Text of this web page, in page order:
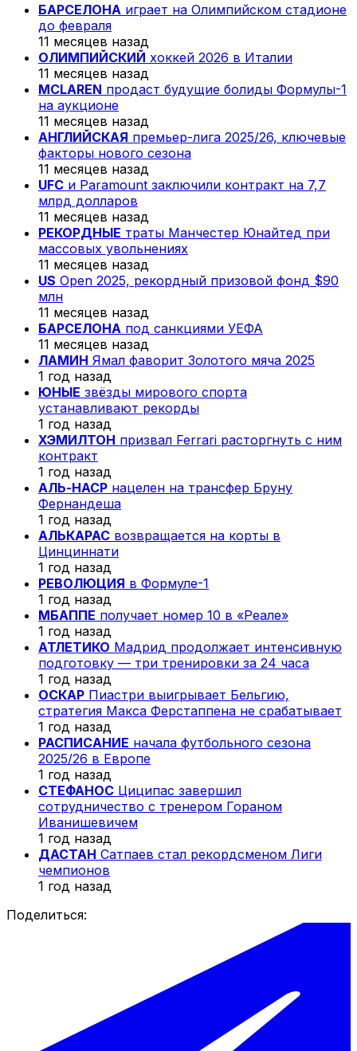
БАРСЕЛОНА играет на Олимпийском стадионе
до февраля
11 месяцев назад
ОЛИМПИЙСКИЙ хоккей 2026 в Италии
11 месяцев назад
MCLAREN продаст будущие болиды Формулы-1
на аукционе
11 месяцев назад
АНГЛИЙСКАЯ премьер-лига 2025/26, ключевые
факторы нового сезона
11 месяцев назад
UFC и Paramount заключили контракт на 7,7
млрд долларов
11 месяцев назад
РЕКОРДНЫЕ траты Манчестер Юнайтед при
массовых увольнениях
11 месяцев назад
US Open 2025, рекордный призовой фонд $90
млн
11 месяцев назад
БАРСЕЛОНА под санкциями УЕФА
11 месяцев назад
ЛАМИН Ямал фаворит Золотого мяча 2025
1 год назад
ЮНЫЕ звёзды мирового спорта
устанавливают рекорды
1 год назад
ХЭМИЛТОН призвал Ferrari расторгнуть с ним
контракт
1 год назад
АЛЬ-НАСР нацелен на трансфер Бруну
Фернандеша
1 год назад
АЛЬКАРАС возвращается на корты в
Цинциннати
1 год назад
РЕВОЛЮЦИЯ в Формуле-1
1 год назад
МБАППЕ получает номер 10 в «Реале»
1 год назад
АТЛЕТИКО Мадрид продолжает интенсивную
подготовку — три тренировки за 24 часа
1 год назад
ОСКАР Пиастри выигрывает Бельгию,
стратегия Макса Ферстаппена не срабатывает
1 год назад
РАСПИСАНИЕ начала футбольного сезона
2025/26 в Европе
1 год назад
СТЕФАНОС Циципас завершил
сотрудничество с тренером Гораном
Иванишевичем
1 год назад
ДАСТАН Сатпаев стал рекордсменом Лиги
чемпионов
1 год назад
Поделиться: